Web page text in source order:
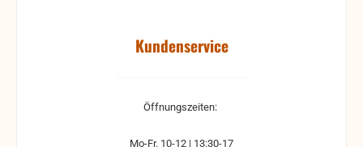
Kundenservice
Öffnungszeiten:
Mo-Fr. 10-12 | 13:30-17